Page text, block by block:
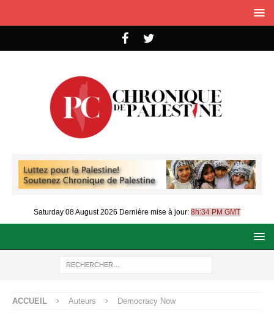
Saturday 08 August 2026 Dernière mise à jour: 8h:34 PM GMT
ACCUEIL Auteurs Democracy Now